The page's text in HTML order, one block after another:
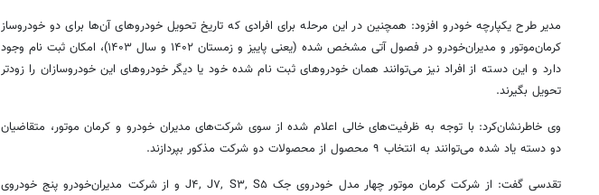
مدیر طرح یکپارچه خودرو افزود: همچنین در این مرحله برای افرادی که تاریخ تحویل خودروهای آن‌ها برای دو خودروساز
کرمان‌موتور و مدیران‌خودرو در فصول آتی مشخص شده (یعنی پاییز و زمستان ۱۴۰۲ و سال ۱۴۰۳)، امکان ثبت نام وجود
دارد و این دسته از افراد نیز می‌توانند همان خودروهای ثبت نام شده خود یا دیگر خودروهای این خودروسازان را زودتر
تحویل بگیرند.
وی خاطرنشان‌کرد: با توجه به ظرفیت‌های خالی اعلام شده از سوی شرکت‌های مدیران خودرو و کرمان موتور، متقاضیان
دو دسته یاد شده می‌توانند به انتخاب ۹ محصول از محصولات دو شرکت مذکور بپردازند.
تقدسی گفت: از شرکت کرمان موتور چهار مدل خودروی جک J۴, J۷, S۳, S۵ و از شرکت مدیران‌خودرو پنج خودروی